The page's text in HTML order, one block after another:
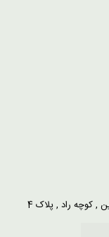
, کوچه راد , پلاک 4